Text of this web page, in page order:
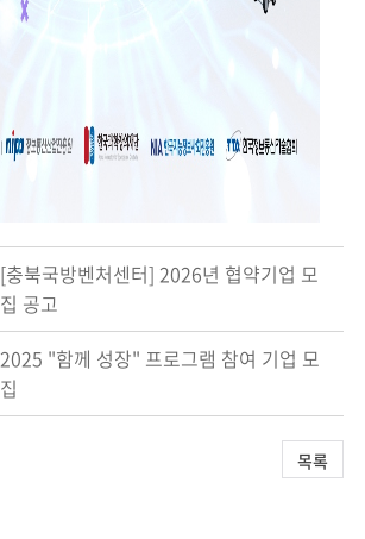
[충북국방벤처센터] 2026년 협약기업 모
집 공고
2025 "함께 성장" 프로그램 참여 기업 모
집
목록